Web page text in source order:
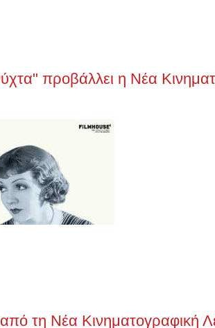
προβάλλει η Νέα
τη Νέα Κινηματογραφική